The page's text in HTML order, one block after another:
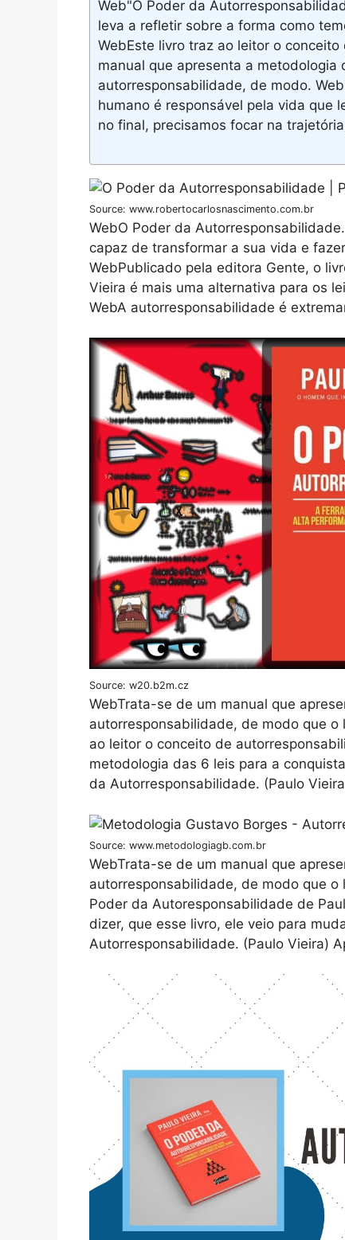
Web"O Poder da
leva a refletir sobre a forma como
WebEste livro traz ao leitor o
manual que apresenta a metodologia
autorresponsabilidade, de modo.
humano é responsável pela vida que
no final, precisamos focar na
Source: www.robertocarlosnascimento.com.br
WebO Poder da
capaz de transformar a sua vida e
WebPublicado pela editora Gente, o
Vieira é mais uma alternativa para os
WebA autorresponsabilidade é
Source: w20.b2m.cz
WebTrata-se de um manual que
autorresponsabilidade, de modo que
ao leitor o conceito de
metodologia das 6 leis para a
da Autorresponsabilidade. (Paulo
Source: www.metodologiagb.com.br
WebTrata-se de um manual que
autorresponsabilidade, de modo que
Poder da Autoresponsabilidade de
dizer, que esse livro, ele veio para
Autorresponsabilidade. (Paulo Vieira)